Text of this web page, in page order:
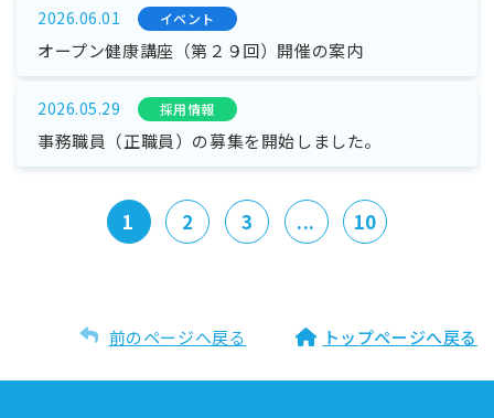
2026.06.01 イベント
オープン健康講座（第２９回）開催の案内
2026.05.29 採⽤情報
事務職員（正職員）の募集を開始しました。
1 2 3 ... 10
前のページへ戻る トップページへ戻る